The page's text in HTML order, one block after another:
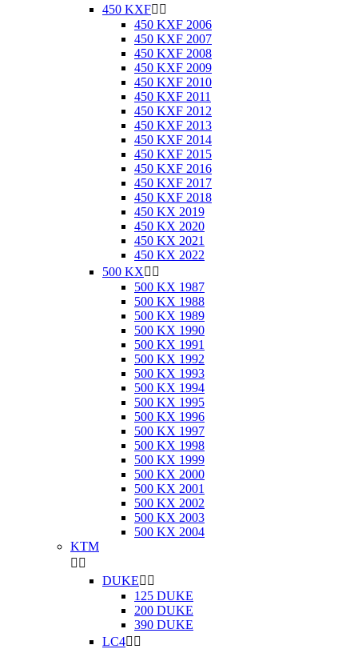
450 KXF 
450 KXF 2006
450 KXF 2007
450 KXF 2008
450 KXF 2009
450 KXF 2010
450 KXF 2011
450 KXF 2012
450 KXF 2013
450 KXF 2014
450 KXF 2015
450 KXF 2016
450 KXF 2017
450 KXF 2018
450 KX 2019
450 KX 2020
450 KX 2021
450 KX 2022
500 KX 
500 KX 1987
500 KX 1988
500 KX 1989
500 KX 1990
500 KX 1991
500 KX 1992
500 KX 1993
500 KX 1994
500 KX 1995
500 KX 1996
500 KX 1997
500 KX 1998
500 KX 1999
500 KX 2000
500 KX 2001
500 KX 2002
500 KX 2003
500 KX 2004
KTM
 
DUKE 
125 DUKE
200 DUKE
390 DUKE
LC4 